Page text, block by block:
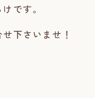
です。
下さいませ！